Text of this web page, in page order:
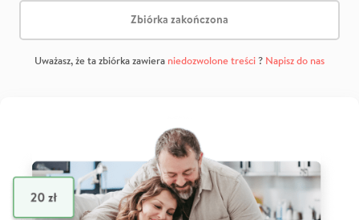
Zbiórka zakończona
Uważasz, że ta zbiórka zawiera niedozwolone treści? Napisz do nas